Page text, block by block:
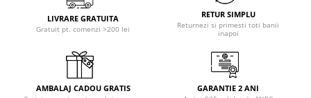
LIVRARE GRATUITA
Gratuit pt. comenzi >200 lei
RETUR SIMPLU
Returnezi si primesti toti banii
inapoi
AMBALAJ CADOU GRATIS GARANTIE 2 ANI